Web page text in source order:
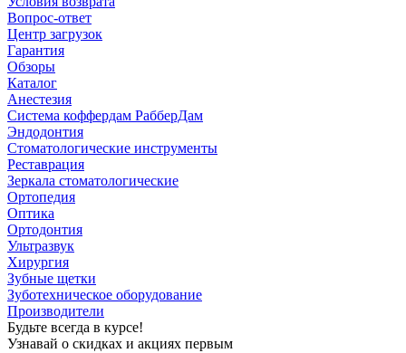
Вопрос-ответ
Центр загрузок
Гарантия
Обзоры
Каталог
Анестезия
Система коффердам РабберДам
Эндодонтия
Стоматологические инструменты
Реставрация
Зеркала стоматологические
Ортопедия
Оптика
Ортодонтия
Ультразвук
Хирургия
Зубные щетки
Зуботехническое оборудование
Производители
Будьте всегда в курсе!
Узнавай о скидках и акциях первым